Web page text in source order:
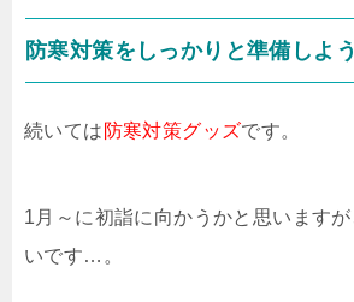
防寒対策をしっかりと準備しよう
続いては 防寒対策グッズです。
1月～に初詣に向かうかと思います
いです…。